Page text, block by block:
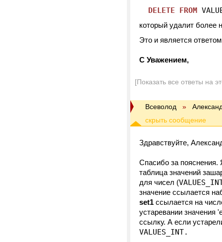
DELETE FROM
который удалит более
Это и является
C Уважением,
[Показать все ответы на
Всеволод »
Здравствуйте,
Спасибо за пояснения.
таблица значений
для чисел (
значение ссылается
set1 ссылается на
устаревании значения
ссылку. А если
VALUES_INT.